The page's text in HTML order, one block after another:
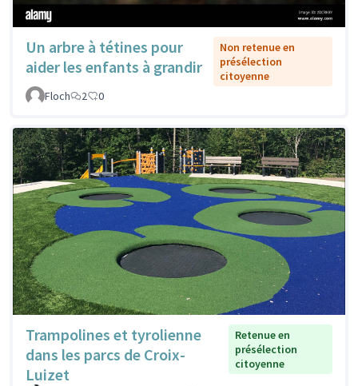
Un arbre à tétines pour
aider les enfants à grandir
Non retenue en
présélection
citoyenne
Floch
2 0
Trampolines et tyrolienne
dans les parcs de Croix-
Luizet
Retenue en
présélection
citoyenne